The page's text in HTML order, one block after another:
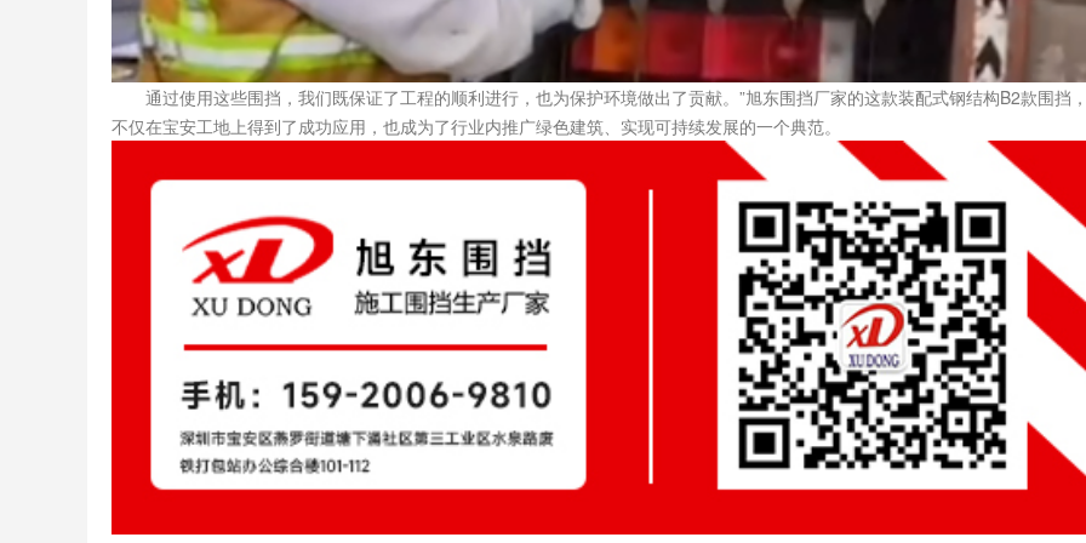
通过使用这些围挡，我们既保证了工程的顺利进行，也为保护环境做出了贡献。”旭东围挡厂家的这款装配式钢结构B2款围挡
不仅在宝安工地上得到了成功应用，也成为了行业内推广绿色建筑、实现可持续发展的一个典范。